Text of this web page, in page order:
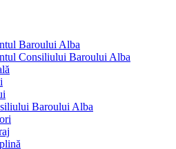
Baroului Alba
Consiliului Baroului Alba
Baroului Alba